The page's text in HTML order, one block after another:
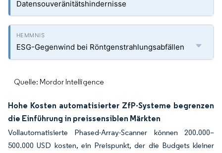
Datensouveränitätshindernisse
ESG-Gegenwind bei Röntgenstrahlungsabfällen
Quelle: Mordor Intelligence
Hohe Kosten automatisierter ZfP-Systeme begrenzen
die Einführung in preissensiblen Märkten
Vollautomatisierte Phased-Array-Scanner können 200.000–
500.000 USD kosten, ein Preispunkt, der die Budgets kleiner